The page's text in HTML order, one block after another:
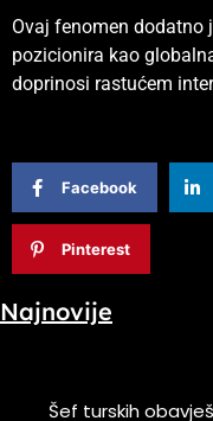
Ovaj fenomen dodatno
pozicionira kao
doprinosi rastućem
Facebook
Pinterest
Najnovije
Šef turskih